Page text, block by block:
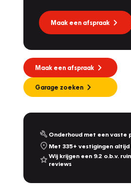
Maak een afspraak
Maak een afspraak
Garage zoeken
Onderhoud met een vaste
Met 335+ vestigingen
Wij krijgen een 9.2 o.b.v.
reviews